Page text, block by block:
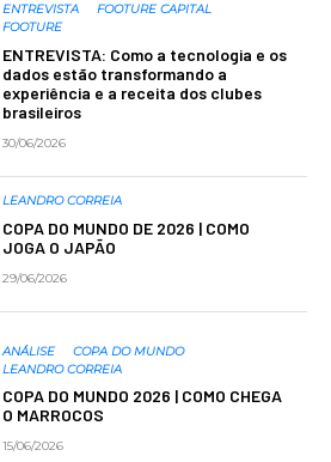
ENTREVISTA
FOOTURE CAPITAL
FOOTURE
ENTREVISTA: Como a tecnologia e os
dados estão transformando a
experiência e a receita dos clubes
brasileiros
30/06/2026
LEANDRO CORREIA
COPA DO MUNDO DE 2026 | COMO
JOGA O JAPÃO
29/06/2026
ANÁLISE
COPA DO MUNDO
LEANDRO CORREIA
COPA DO MUNDO 2026 | COMO CHEGA
O MARROCOS
15/06/2026